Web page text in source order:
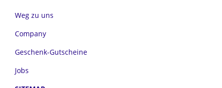
Weg zu uns
Company
Geschenk-Gutscheine
Jobs